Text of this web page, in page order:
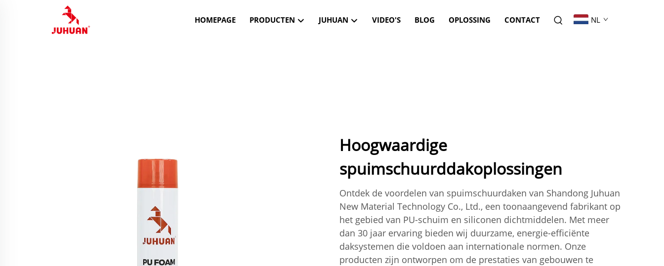
HOMEPAGE PRODUCTEN JUHUAN VIDEO'S BLOG OPLOSSING CONTACT NL
Hoogwaardige
spuimschuurddakoplossingen
Ontdek de voordelen van spuimschuurdaken van Shandong Juhuan
New Material Technology Co., Ltd., een toonaangevend fabrikant op
het gebied van PU-schuim en siliconen dichtmiddelen. Met meer
dan 30 jaar ervaring bieden wij duurzame, energie-efficiënte
daksystemen die voldoen aan internationale normen. Onze
producten zijn ontworpen om de prestaties van gebouwen te